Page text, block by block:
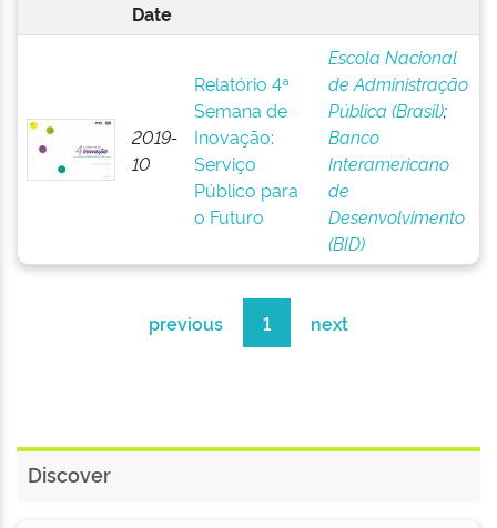
Date
2019-
10
Relatório 4ª
Semana de
Inovação:
Serviço
Público para
o Futuro
Escola Nacional
de Administração
Pública (Brasil);
Banco
Interamericano
de
Desenvolvimento
(BID)
previous 1 next
Discover